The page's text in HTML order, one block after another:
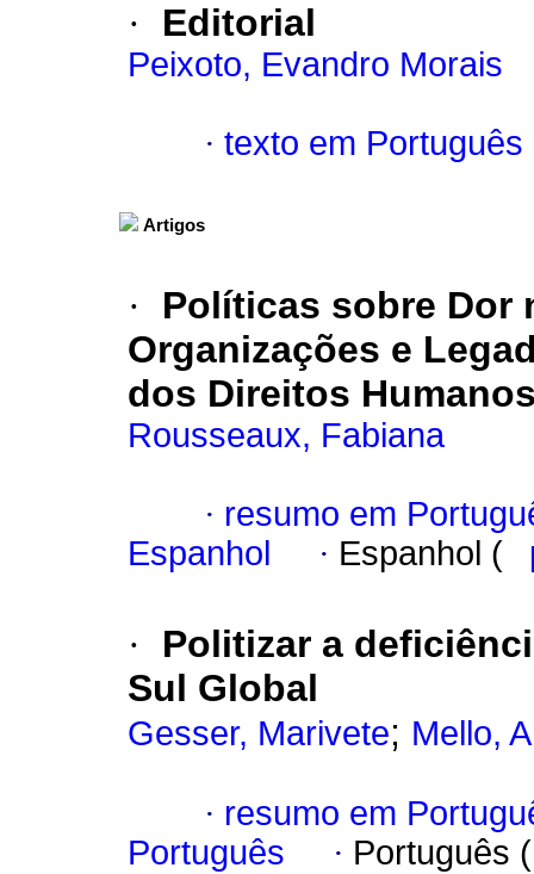
· Editorial
Peixoto, Evandro Morais
· texto em Português
Artigos
·
Políticas sobre Dor
Organizações e
dos Direitos
Rousseaux, Fabiana
· resumo em
Espanhol
· Espanhol (
·
Politizar a
Sul Global
Gesser, Marivete; Mello,
· resumo em
Português
· Português